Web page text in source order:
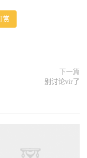
赏
下一篇
别讨论vir了